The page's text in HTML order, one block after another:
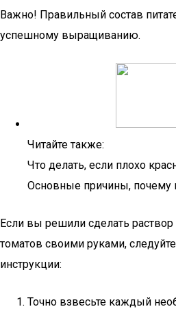
Важно! Правильный состав
успешному выращиванию.
Читайте также:
Что делать, если плохо
Основные причины, почему
Если вы решили сделать
томатов своими руками,
инструкции:
Точно взвесьте каждый